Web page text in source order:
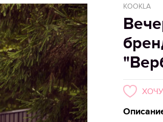
KOOKLA